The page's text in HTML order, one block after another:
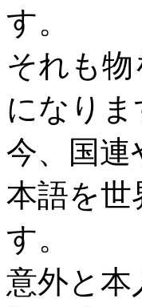
す。
それも
になりま
今、国
本語を
す。
意外と本